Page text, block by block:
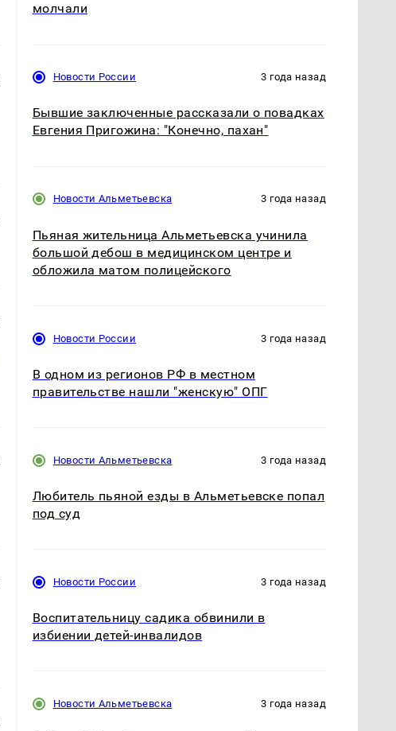
молчали
Новости России 3 года назад
Бывшие заключенные рассказали о повадках
Евгения Пригожина: "Конечно, пахан"
Новости Альметьевска 3 года назад
Пьяная жительница Альметьевска учинила
большой дебош в медицинском центре и
обложила матом полицейского
Новости России 3 года назад
В одном из регионов РФ в местном
правительстве нашли "женскую" ОПГ
Новости Альметьевска 3 года назад
Любитель пьяной езды в Альметьевске попал
под суд
Новости России 3 года назад
Воспитательницу садика обвинили в
избиении детей-инвалидов
Новости Альметьевска 3 года назад